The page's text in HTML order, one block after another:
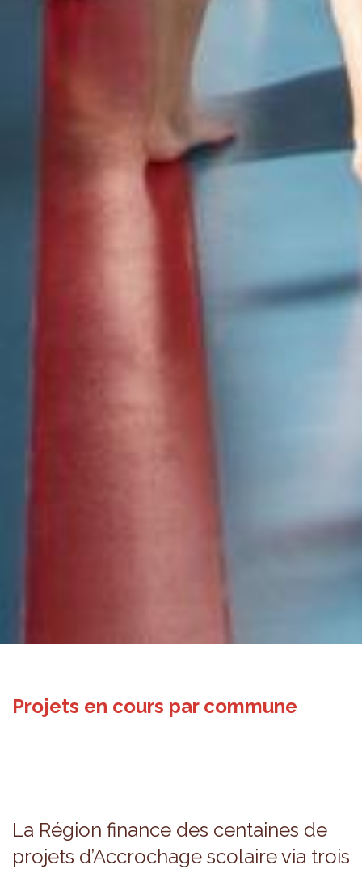
Projets en cours par commune
La Région finance des cen­taines de
pro­jets d’Ac­cro­chage sco­laire via trois